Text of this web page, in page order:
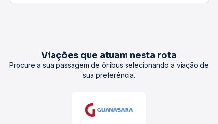
Viações que atuam nesta rota
Procure a sua passagem de ônibus selecionando a viação de
sua preferência.